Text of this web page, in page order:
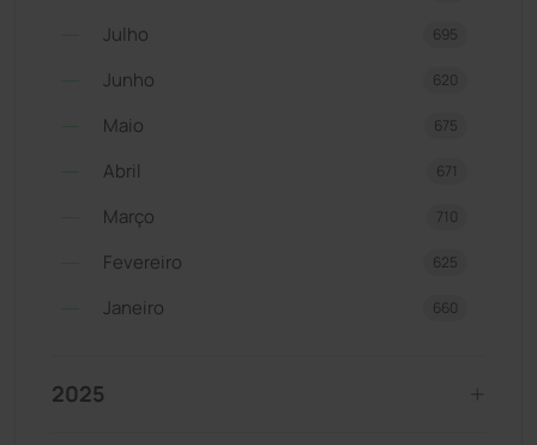
Julho 695
Junho 620
Maio 675
Abril 671
Março 710
Fevereiro 625
Janeiro 660
2025